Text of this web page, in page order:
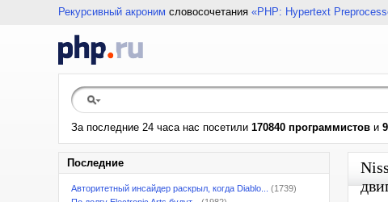
Рекурсивный акроним словосочетания «PHP: Hypertext
За последние 24 часа нас посетили 170840 программистов и
Последние
Авторитетный инсайдер раскрыл, когда Diablo...
(1739)